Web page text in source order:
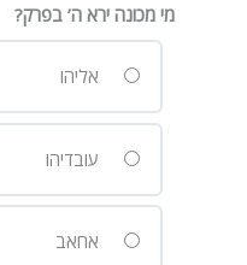
מי מכונה ירא ה’ בפרק?
אליהו
עובדיהו
אחאב